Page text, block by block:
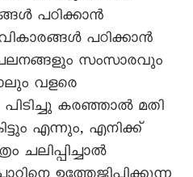
പഠിക്കാൻ
പഠിക്കാൻ
ചലനങ്ങളും സംസാരവും
വളരെ
കരഞ്ഞാൽ മതി
എന്നും, എനിക്ക്
ചലിപ്പിച്ചാൽ